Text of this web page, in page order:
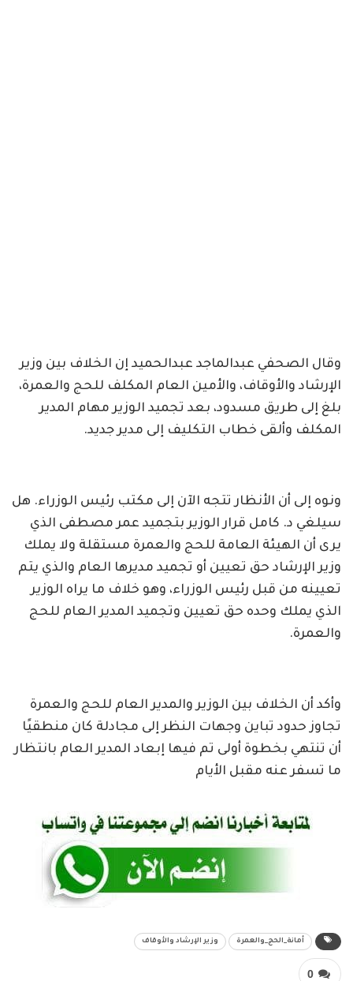
وقال الصحفي عبدالماجد عبدالحميد إن الخلاف بين وزير
الإرشاد والأوقاف، والأمين العام المكلف للحج والعمرة،
بلغ إلى طريق مسدود، بعد تجميد الوزير مهام المدير
المكلف وألقى خطاب التكليف إلى مدير جديد.
ونوه إلى أن الأنظار تتجه الآن إلى مكتب رئيس الوزراء. هل
سيلغي د. كامل قرار الوزير بتجميد عمر مصطفى الذي
يرى أن الهيئة العامة للحج والعمرة مستقلة ولا يملك
وزير الإرشاد حق تعيين أو تجميد مديرها العام والذي يتم
تعيينه من قبل رئيس الوزراء، وهو خلاف ما يراه الوزير
الذي يملك وحده حق تعيين وتجميد المدير العام للحج
والعمرة.
وأكد أن الخلاف بين الوزير والمدير العام للحج والعمرة
تجاوز حدود تباين وجهات النظر إلى مجادلة كان منطقيًا
أن تنتهي بخطوة أولى تم فيها إبعاد المدير العام بانتظار
ما تسفر عنه مقبل الأيام
أمانة_الحج_والعمرة وزير الإرشاد والأوقاف
0